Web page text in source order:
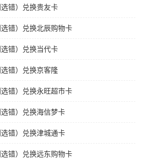
错）兑换贵友卡
错）兑换北辰购物卡
错）兑换当代卡
错）兑换京客隆
错）兑换永旺超市卡
错）兑换海信梦卡
错）兑换津城通卡
错）兑换远东购物卡